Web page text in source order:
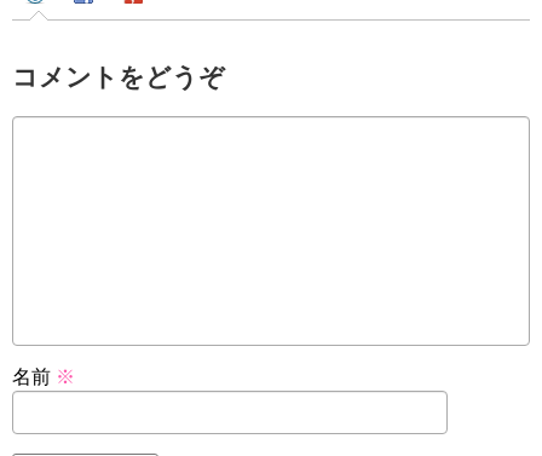
コメントをどうぞ
名前 ※